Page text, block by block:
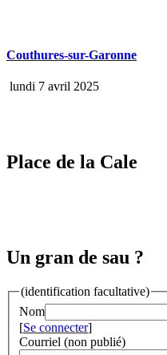
Couthures-sur-Garonne
lundi 7 avril 2025
Place de la Cale
Un gran de sau ?
(identification facultative)
Nom
[Se connecter]
Courriel (non publié)